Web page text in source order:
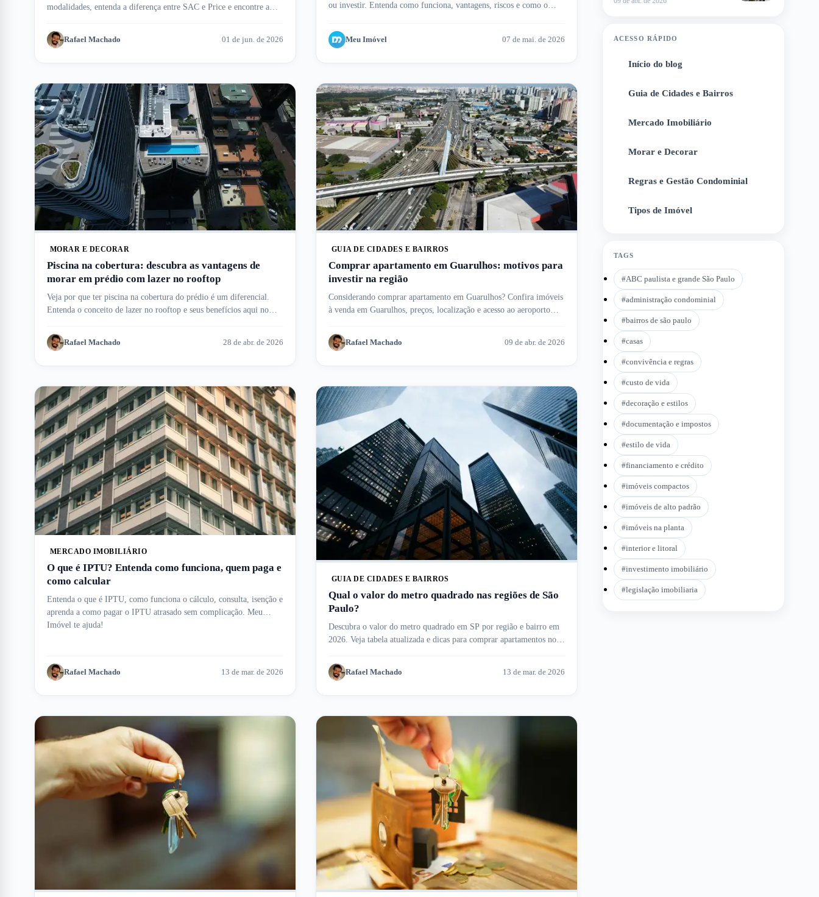
modalidades, entenda a diferença entre SAC e Price e encontre a
Rafael Machado 01 de jun. de 2026
ou investir. Entenda como funciona, vantagens, riscos e como o
Meu Imóvel 07 de mai. de 2026
MORAR E DECORAR
Piscina na cobertura: descubra as vantagens de
morar em prédio com lazer no rooftop
Veja por que ter piscina na cobertura do prédio é um diferencial.
Entenda o conceito de lazer no rooftop e seus benefícios aqui no
Rafael Machado 28 de abr. de 2026
GUIA DE CIDADES E BAIRROS
Comprar apartamento em Guarulhos: motivos para
investir na região
Considerando comprar apartamento em Guarulhos? Confira imóveis
à venda em Guarulhos, preços, localização e acesso ao aeroporto
Rafael Machado 09 de abr. de 2026
MERCADO IMOBILIÁRIO
O que é IPTU? Entenda como funciona, quem paga e
como calcular
Entenda o que é IPTU, como funciona o cálculo, consulta, isenção e
aprenda a como pagar o IPTU atrasado sem complicação. Meu
Imóvel te ajuda!
Rafael Machado 13 de mar. de 2026
GUIA DE CIDADES E BAIRROS
Qual o valor do metro quadrado nas regiões de São
Paulo?
Descubra o valor do metro quadrado em SP por região e bairro em
2026. Veja tabela atualizada e dicas para comprar apartamentos no
Rafael Machado 13 de mar. de 2026
ACESSO RÁPIDO
Início do blog
Guia de Cidades e Bairros
Mercado Imobiliário
Morar e Decorar
Regras e Gestão Condominial
Tipos de Imóvel
TAGS
#ABC paulista e grande São Paulo
#administração condominial
#bairros de são paulo
#casas
#convivência e regras
#custo de vida
#decoração e estilos
#documentação e impostos
#estilo de vida
#financiamento e crédito
#imóveis compactos
#imóveis de alto padrão
#imóveis na planta
#interior e litoral
#investimento imobiliário
#legislação imobiliaria